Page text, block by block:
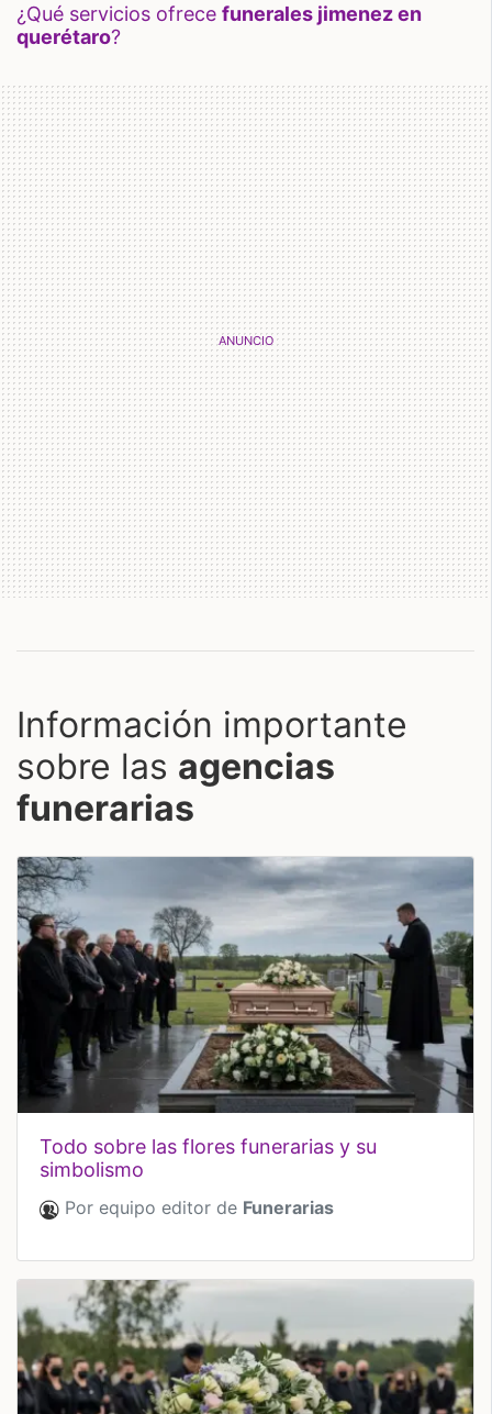
¿qué servicios ofrece funerales jimenez en
querétaro?
Información importante
sobre las agencias
funerarias
todo sobre las flores funerarias y su
simbolismo
Por equipo editor de Funerarias